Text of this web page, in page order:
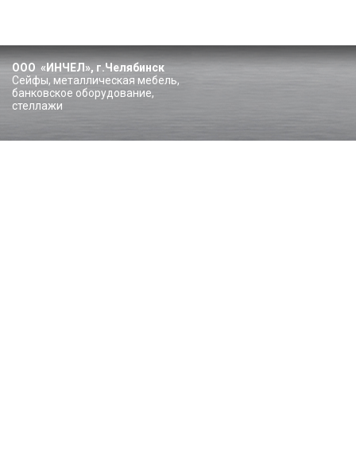
ООО «ИНЧЕЛ», г.Челябинск
Сейфы, металлическая мебель,
банковское оборудование,
стеллажи